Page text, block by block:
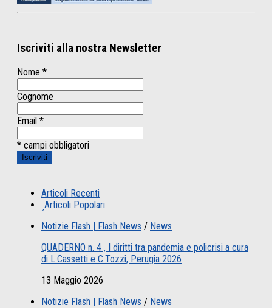
Iscriviti alla nostra Newsletter
Nome *
Cognome
Email *
* campi obbligatori
Articoli Recenti
Articoli Popolari
Notizie Flash | Flash News / News
QUADERNO n. 4 , I diritti tra pandemia e policrisi a cura
di L.Cassetti e C.Tozzi, Perugia 2026
13 Maggio 2026
Notizie Flash | Flash News / News